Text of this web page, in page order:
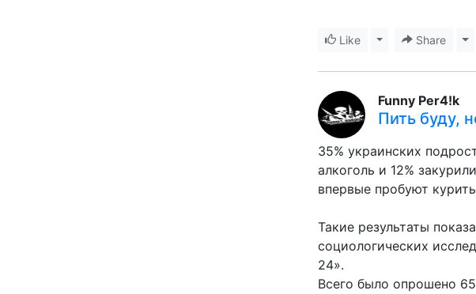
Like Toggle Dropdown
Share
Funny Per4!k
Пить буду,
35% украинских
алкоголь и 12%
впервые пробуют
Такие результаты
социологических
24».
Всего было опрошено